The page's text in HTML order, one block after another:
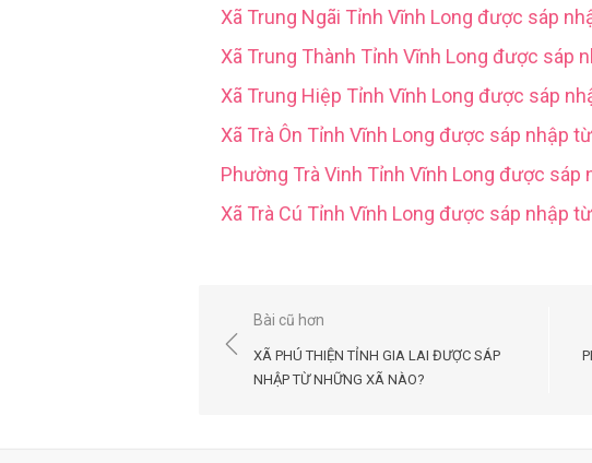
Xã Trung Ngãi Tỉnh Vĩnh Long được sáp
Xã Trung Thành Tỉnh Vĩnh Long được sáp
Xã Trung Hiệp Tỉnh Vĩnh Long được sáp
Xã Trà Ôn Tỉnh Vĩnh Long được sáp nhập
Phường Trà Vinh Tỉnh Vĩnh Long được sáp
Xã Trà Cú Tỉnh Vĩnh Long được sáp nhập
Điều
hướng
Bài cũ hơn
XÃ PHÚ THIỆN TỈNH GIA LAI ĐƯỢC SÁP
NHẬP TỪ NHỮNG XÃ NÀO?